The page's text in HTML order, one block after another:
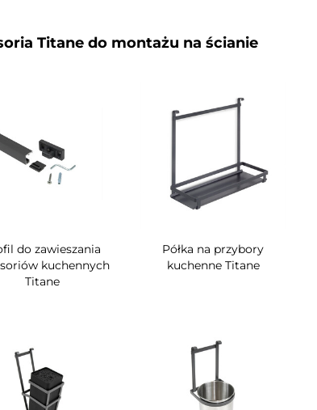
Titane do montażu na ścianie
do zawieszania
kuchennych
Titane
Półka na przybory
kuchenne Titane